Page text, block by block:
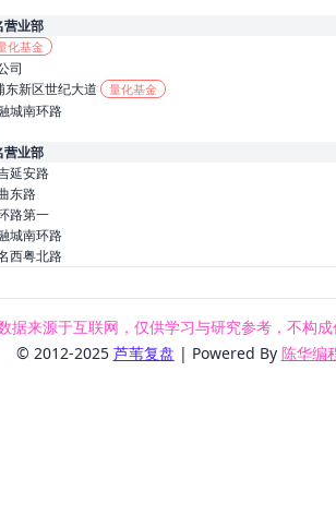
营业部
化基金
司
新区世纪大道
量化基金
城南环路
营业部
延安路
东路
路第一
城南环路
西粤北路
据来源于互联网，仅供学习与研究参考，不构
© 2012-2025 芦苇复盘 | Powered By 陈华编